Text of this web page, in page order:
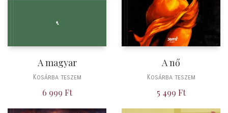
A magyar
Kosárba teszem
6 999 Ft
A nő
Kosárba teszem
5 499 Ft